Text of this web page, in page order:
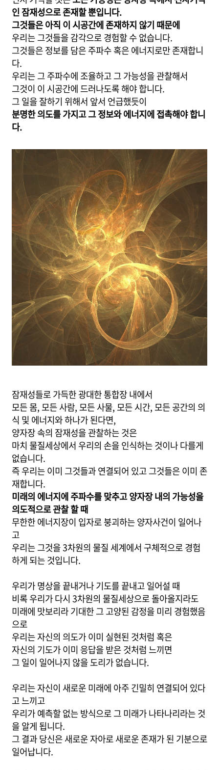
인 잠재성으로 존재할 뿐입니다.
그것들은 아직 이 시공간에 존재하지 않기 때문에
우리는 그것들을 감각으로 경험할 수 없습니다.
그것들은 정보를 담은 주파수 혹은 에너지로만 존재합니
다.
우리는 그 주파수에 조율하고 그 가능성을 관찰해서
그것이 이 시공간에 드러나도록 해야 합니다.
그 일을 잘하기 위해서 앞서 언급했듯이
분명한 의도를 가지고 그 정보와 에너지에 접촉해야 합니
다.
잠재성들로 가득한 광대한 통합장 내에서
모든 몸, 모든 사람, 모든 사물, 모든 시간, 모든 공간의 의
식 및 에너지와 하나가 된다면,
양자장 속의 잠재성을 관찰하는 것은
마치 물질세상에서 우리의 손을 인식하는 것이나 다를게
없습니다.
즉 우리는 이미 그것들과 연결되어 있고 그것들은 이미 존
재합니다.
미래의 에너지에 주파수를 맞추고 양자장 내의 가능성을
의도적으로 관찰 할 때
무한한 에너지장이 입자로 붕괴하는 양자사건이 일어나
고
우리는 그것을 3차원의 물질 세계에서 구체적으로 경험
하게 되는 것입니다.
우리가 명상을 끝내거나 기도를 끝내고 일어설 때
비록 우리가 다시 3차원의 물질세상으로 돌아올지라도
미래에 맛보리라 기대한 그 고양된 감정을 미리 경험했음
으로
우리는 자신의 의도가 이미 실현된 것처럼 혹은
자신의 기도가 이미 응답을 받은 것처럼 느끼면
그 일이 일어나지 않을 도리가 없습니다.
우리는 자신이 새로운 미래에 아주 긴밀히 연결되어 있다
고 느끼고
우리가 예측할 없는 방식으로 그 미래가 나타나리라는 것
을 알게 됩니다.
그 결과 당신은 새로운 자아로 새로운 존재가 된 기분으로
일어납니다.